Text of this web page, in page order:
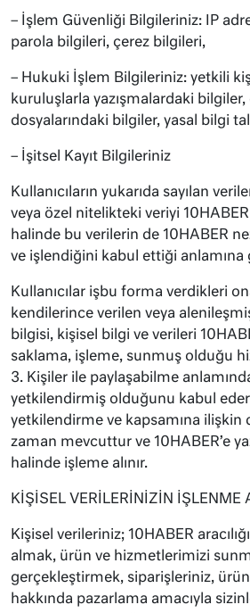
– İşlem Güvenliği Bilgileriniz: IP
parola bilgileri, çerez bilgileri,
– Hukuki İşlem Bilgileriniz: yetkili
kuruluşlarla yazışmalardaki bilgiler,
dosyalarındaki bilgiler, yasal bilgi
– İşitsel Kayıt Bilgileriniz
Kullanıcıların yukarıda sayılan
veya özel nitelikteki veriyi 10HABER
halinde bu verilerin de 10HABER
ve işlendiğini kabul ettiği anlamına
Kullanıcılar işbu forma verdikleri
kendilerince verilen veya
bilgisi, kişisel bilgi ve verileri
saklama, işleme, sunmuş olduğu
3. Kişiler ile paylaşabilme
yetkilendirmiş olduğunu kabul
yetkilendirme ve kapsamına ilişkin
zaman mevcuttur ve 10HABER’e
halinde işleme alınır.
KİŞİSEL VERİLERİNİZİN İŞLENME
Kişisel verileriniz; 10HABER
almak, ürün ve hizmetlerimizi
gerçekleştirmek, siparişleriniz,
hakkında pazarlama amacıyla